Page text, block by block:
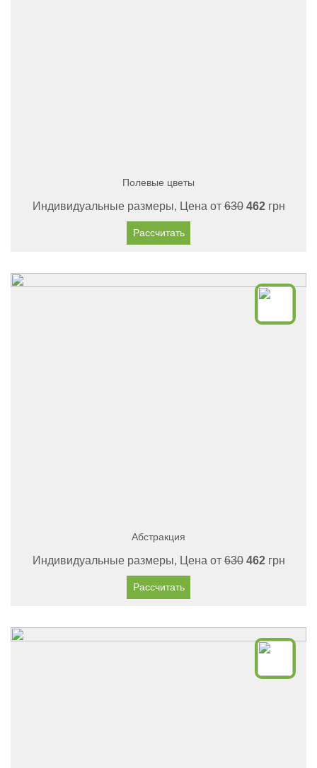
Полевые цветы
Индивидуальные размеры, Цена от630 462грн
Рассчитать
Абстракция
Индивидуальные размеры, Цена от630 462грн
Рассчитать